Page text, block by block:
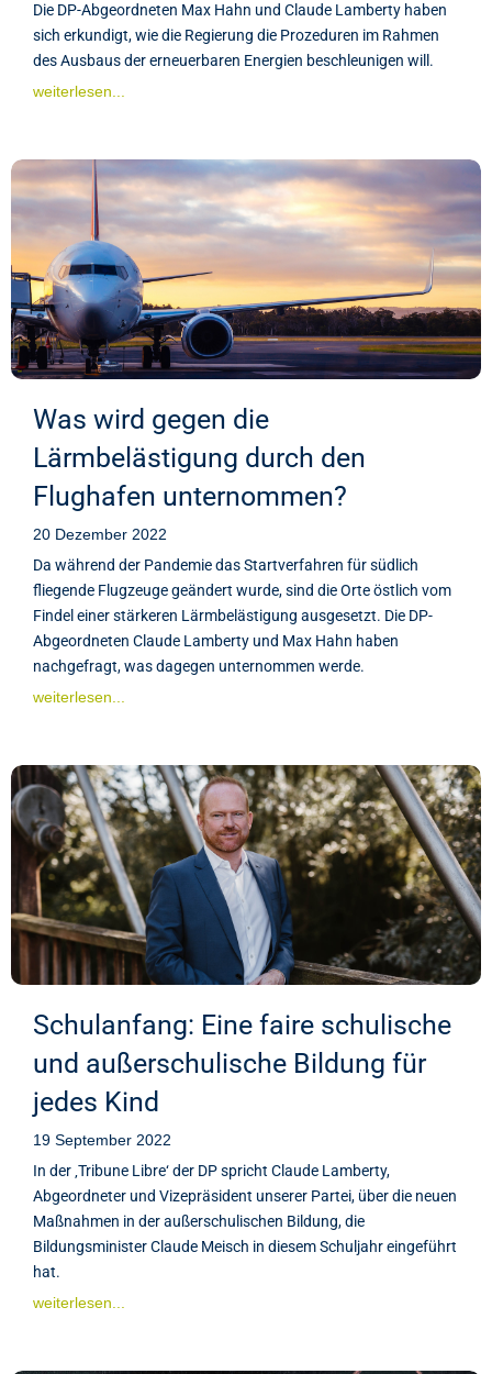
Die DP-Abgeordneten Max Hahn und Claude Lamberty haben
sich erkundigt, wie die Regierung die Prozeduren im Rahmen
des Ausbaus der erneuerbaren Energien beschleunigen will.
weiterlesen...
Was wird gegen die
Lärmbelästigung durch den
Flughafen unternommen?
20 Dezember 2022
Da während der Pandemie das Startverfahren für südlich
fliegende Flugzeuge geändert wurde, sind die Orte östlich vom
Findel einer stärkeren Lärmbelästigung ausgesetzt. Die DP-
Abgeordneten Claude Lamberty und Max Hahn haben
nachgefragt, was dagegen unternommen werde.
weiterlesen...
Schulanfang: Eine faire schulische
und außerschulische Bildung für
jedes Kind
19 September 2022
In der ‚Tribune Libre‘ der DP spricht Claude Lamberty,
Abgeordneter und Vizepräsident unserer Partei, über die neuen
Maßnahmen in der außerschulischen Bildung, die
Bildungsminister Claude Meisch in diesem Schuljahr eingeführt
hat.
weiterlesen...